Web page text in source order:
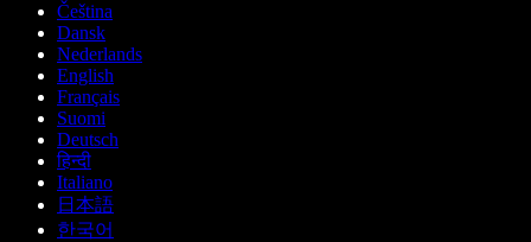
Čeština
Dansk
Nederlands
English
Français
Suomi
Deutsch
हिन्दी
Italiano
日本語
한국어